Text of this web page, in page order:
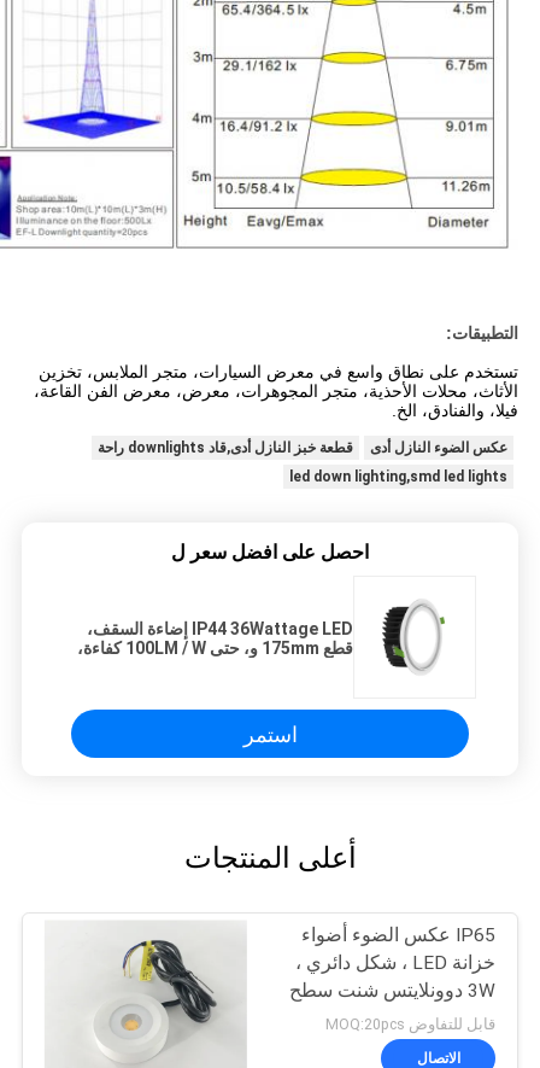
التطبيقات:
تستخدم على نطاق واسع في معرض السيارات، متجر الملابس، تخزين
الأثاث، محلات الأحذية، متجر المجوهرات، معرض، معرض الفن القاعة،
فيلا، والفنادق، الخ.
عكس الضوء النازل أدى
قطعة خبز النازل أدى,قاد downlights راحة
led down lighting,smd led lights
احصل على افضل سعر ل
IP44 36Wattage LED إضاءة السقف،
قطع 175mm و، حتى 100LM / W كفاءة،
استمر
أعلى المنتجات
IP65 عكس الضوء أضواء
خزانة LED ، شكل دائري ،
3W دوونلايتس شنت سطح
صغيرة
قابل للتفاوض MOQ:20pcs
الاتصال